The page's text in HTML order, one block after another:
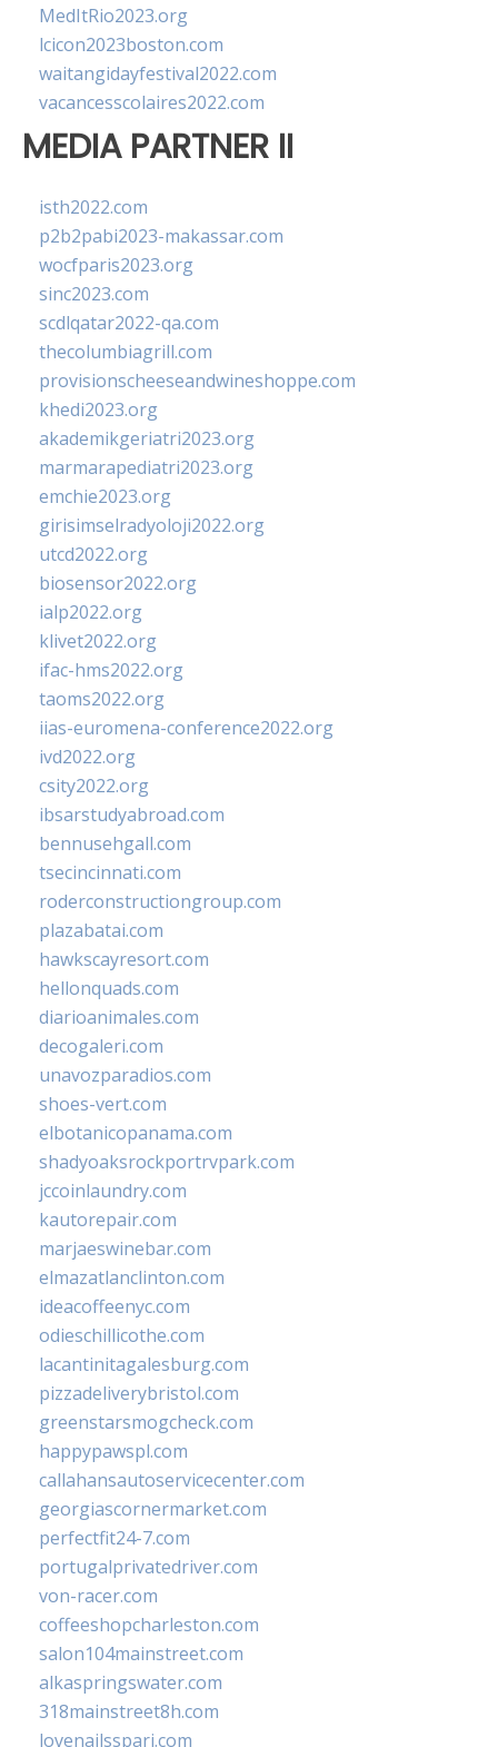
MedItRio2023.org
lcicon2023boston.com
waitangidayfestival2022.com
vacancesscolaires2022.com
MEDIA PARTNER II
isth2022.com
p2b2pabi2023-makassar.com
wocfparis2023.org
sinc2023.com
scdlqatar2022-qa.com
thecolumbiagrill.com
provisionscheeseandwineshoppe.com
khedi2023.org
akademikgeriatri2023.org
marmarapediatri2023.org
emchie2023.org
girisimselradyoloji2022.org
utcd2022.org
biosensor2022.org
ialp2022.org
klivet2022.org
ifac-hms2022.org
taoms2022.org
iias-euromena-conference2022.org
ivd2022.org
csity2022.org
ibsarstudyabroad.com
bennusehgall.com
tsecincinnati.com
roderconstructiongroup.com
plazabatai.com
hawkscayresort.com
hellonquads.com
diarioanimales.com
decogaleri.com
unavozparadios.com
shoes-vert.com
elbotanicopanama.com
shadyoaksrockportrvpark.com
jccoinlaundry.com
kautorepair.com
marjaeswinebar.com
elmazatlanclinton.com
ideacoffeenyc.com
odieschillicothe.com
lacantinitagalesburg.com
pizzadeliverybristol.com
greenstarsmogcheck.com
happypawspl.com
callahansautoservicecenter.com
georgiascornermarket.com
perfectfit24-7.com
portugalprivatedriver.com
von-racer.com
coffeeshopcharleston.com
salon104mainstreet.com
alkaspringswater.com
318mainstreet8h.com
lovenailsspari.com